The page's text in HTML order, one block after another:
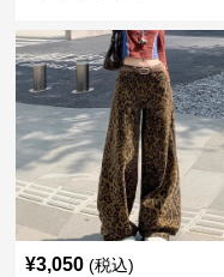
¥3,050 (税込)